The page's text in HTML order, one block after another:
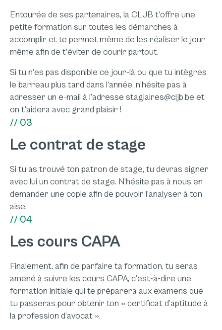
Entourée de ses partenaires, la CLJB t’offre une
petite formation sur toutes les démarches à
accomplir et te permet même de les réaliser le jour
même afin de t’éviter de courir partout.
Si tu n’es pas disponible ce jour-là ou que tu intègres
le barreau plus tard dans l’année, n’hésite pas à
adresser un e-mail à l’adresse stagiaires@cljb.be et
on t’aidera avec grand plaisir !
// 03
Le contrat de stage
Si tu as trouvé ton patron de stage, tu devras signer
avec lui un contrat de stage. N’hésite pas à nous en
demander une copie afin de pouvoir l’analyser à ton
aise.
// 04
Les cours CAPA
Finalement, afin de parfaire ta formation, tu seras
amené à suivre les cours CAPA, c’est-à-dire une
formation initiale qui te préparera aux examens que
tu passeras pour obtenir ton « certificat d’aptitude à
la profession d’avocat ».